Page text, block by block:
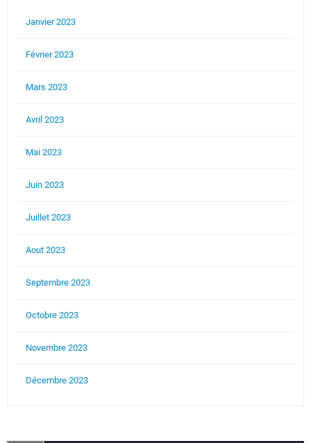
Janvier 2023
Février 2023
Mars 2023
Avril 2023
Mai 2023
Juin 2023
Juillet 2023
Aout 2023
Septembre 2023
Octobre 2023
Novembre 2023
Décembre 2023